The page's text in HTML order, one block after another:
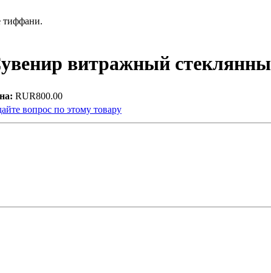
тиффани.
витражный
RUR800.00
вопрос по этому товару